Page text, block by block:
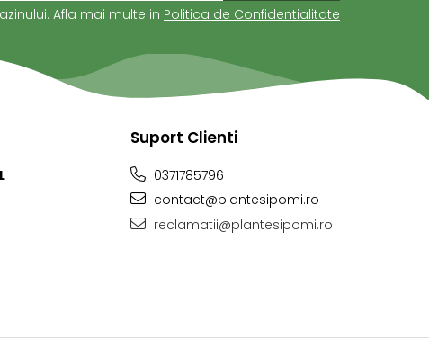
Afla mai multe in Politica de Confidentialitate
Suport Clienti
0371785796
contact@plantesipomi.ro
reclamatii@plantesipomi.ro